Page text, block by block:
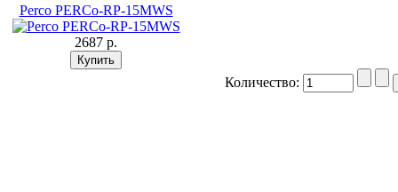
Perco PERCo-RP-15MWS
2687 p.
Количество: